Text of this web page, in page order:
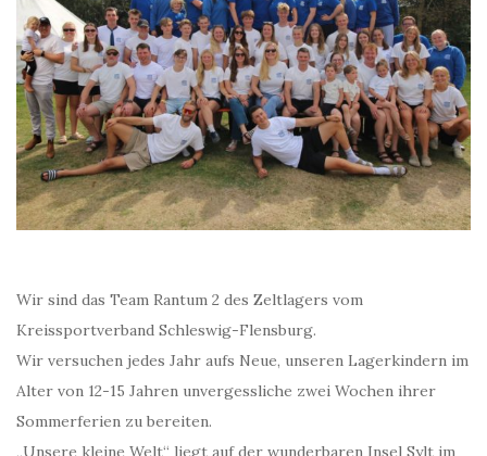
Wir sind das Team Rantum 2 des Zeltlagers vom
Kreissportverband Schleswig-Flensburg.
Wir versuchen jedes Jahr aufs Neue, unseren Lagerkindern im
Alter von 12-15 Jahren unvergessliche zwei Wochen ihrer
Sommerferien zu bereiten.
„Unsere kleine Welt“ liegt auf der wunderbaren Insel Sylt im